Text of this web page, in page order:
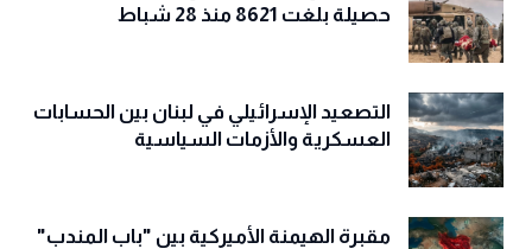
حصيلة بلغت 8621 منذ 28 شباط
التصعيد الإسرائيلي في لبنان بين الحسابات
العسكرية والأزمات السياسية
مقبرة الهيمنة الأميركية بين "باب المندب"